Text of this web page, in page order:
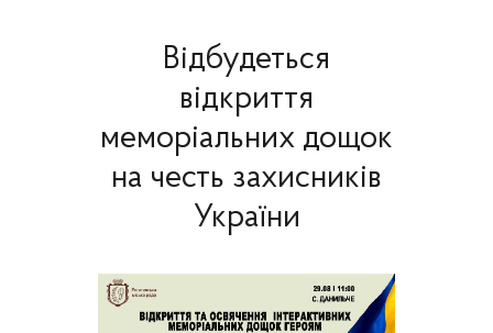
Відбудеться
відкриття
меморіальних дощок
на честь захисників
України